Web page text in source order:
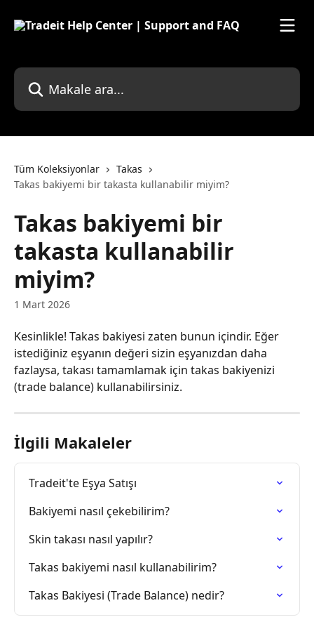
Makale ara...
Tüm Koleksiyonlar
Takas
Takas bakiyemi bir takasta kullanabilir miyim?
Takas bakiyemi bir
takasta kullanabilir
miyim?
1 Mart 2026
Kesinlikle! Takas bakiyesi zaten bunun içindir. Eğer
istediğiniz eşyanın değeri sizin eşyanızdan daha
fazlaysa, takası tamamlamak için takas bakiyenizi
(trade balance) kullanabilirsiniz.
İlgili Makaleler
Tradeit'te Eşya Satışı
Bakiyemi nasıl çekebilirim?
Skin takası nasıl yapılır?
Takas bakiyemi nasıl kullanabilirim?
Takas Bakiyesi (Trade Balance) nedir?